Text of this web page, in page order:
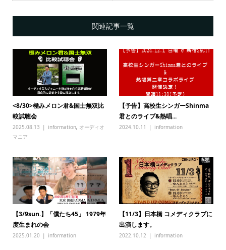
関連記事一覧
<8/30>極みメロン君&国士無双比
較試聴会
2025.08.13 information, オーディオ
マニア
【予告】高校生シンガーShinma
君とのライブ&熱唱...
2024.10.11 information
【3/9sun.】「僕たち45」 1979年
度生まれの会
2025.01.20 information
【11/3】日本橋 コメディクラブに
出演します。
2022.10.12 information